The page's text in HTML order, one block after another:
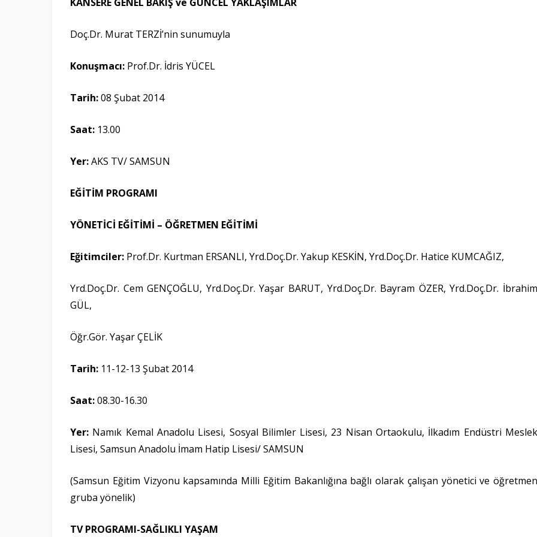
Doç.Dr. Murat TERZİ’nin sunumuyla
Konuşmacı: Prof.Dr. İdris YÜCEL
Tarih:08 Şubat 2014
Saat: 13.00
Yer:AKS TV/ SAMSUN
EĞİTİM PROGRAMI
YÖNETİCİ EĞİTİMİ – ÖĞRETMEN EĞİTİMİ
Eğitimciler: Prof.Dr. Kurtman ERSANLI, Yrd.Doç.Dr. Yakup KESKİN, Yrd.Doç.Dr. Hatice KUMCAĞIZ,
Yrd.Doç.Dr. Cem GENÇOĞLU, Yrd.Doç.Dr. Yaşar BARUT, Yrd.Doç.Dr. Bayram ÖZER, Yrd.Doç.Dr. İbrahim
GÜL,
Öğr.Gör. Yaşar ÇELİK
Tarih: 11-12-13 Şubat 2014
Saat:08.30-16.30
Yer: Namık Kemal Anadolu Lisesi, Sosyal Bilimler Lisesi, 23 Nisan Ortaokulu, İlkadım Endüstri Meslek
Lisesi, Samsun Anadolu İmam Hatip Lisesi/ SAMSUN
(Samsun Eğitim Vizyonu kapsamında Milli Eğitim Bakanlığına bağlı olarak çalışan yönetici ve öğretmen
gruba yönelik)
TV PROGRAMI-SAĞLIKLI YAŞAM